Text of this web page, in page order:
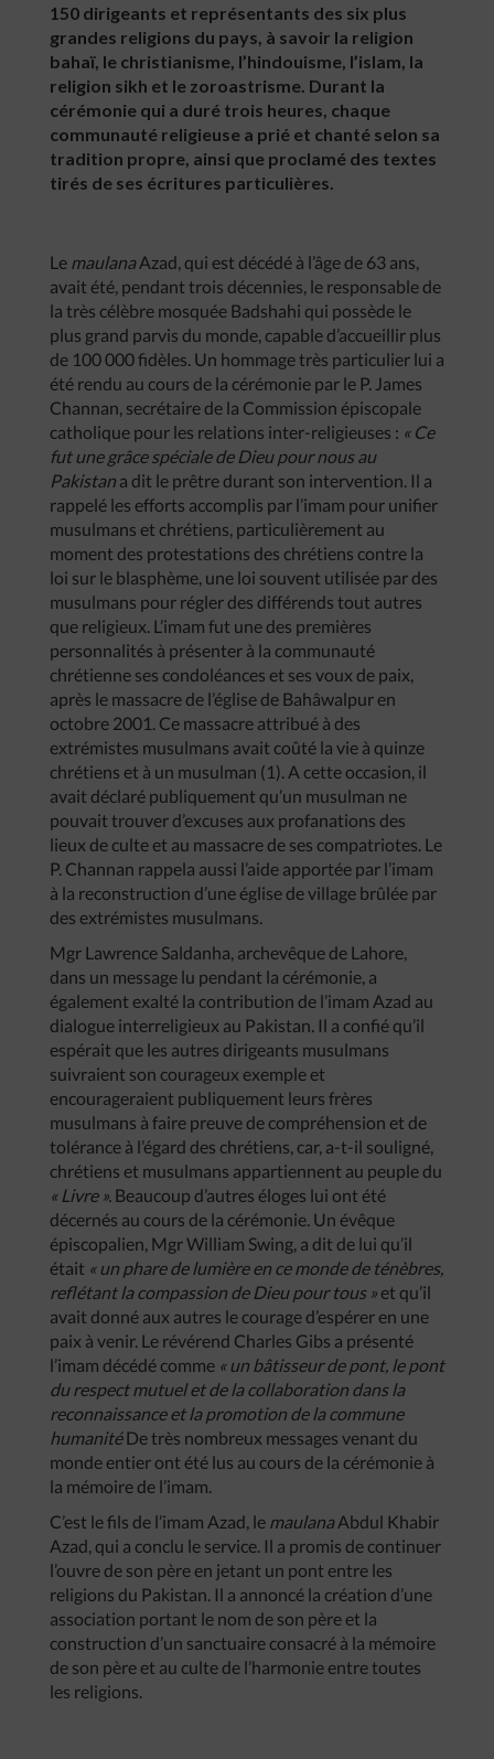
150 dirigeants et représentants des six plus
grandes religions du pays, à savoir la religion
bahaï, le christianisme, l’hindouisme, l’islam, la
religion sikh et le zoroastrisme. Durant la
cérémonie qui a duré trois heures, chaque
communauté religieuse a prié et chanté selon sa
tradition propre, ainsi que proclamé des textes
tirés de ses écritures particulières.
Le maulanaAzad, qui est décédé à l’âge de 63 ans,
avait été, pendant trois décennies, le responsable de
la très célèbre mosquée Badshahi qui possède le
plus grand parvis du monde, capable d’accueillir plus
de 100 000 fidèles. Un hommage très particulier lui a
été rendu au cours de la cérémonie par le P. James
Channan, secrétaire de la Commission épiscopale
catholique pour les relations inter-religieuses : « Ce
fut une grâce spéciale de Dieu pour nous au
Pakistan a dit le prêtre durant son intervention. Il a
rappelé les efforts accomplis par l’imam pour unifier
musulmans et chrétiens, particulièrement au
moment des protestations des chrétiens contre la
loi sur le blasphème, une loi souvent utilisée par des
musulmans pour régler des différends tout autres
que religieux. L’imam fut une des premières
personnalités à présenter à la communauté
chrétienne ses condoléances et ses voux de paix,
après le massacre de l’église de Bahâwalpur en
octobre 2001. Ce massacre attribué à des
extrémistes musulmans avait coûté la vie à quinze
chrétiens et à un musulman (1). A cette occasion, il
avait déclaré publiquement qu’un musulman ne
pouvait trouver d’excuses aux profanations des
lieux de culte et au massacre de ses compatriotes. Le
P. Channan rappela aussi l’aide apportée par l’imam
à la reconstruction d’une église de village brûlée par
des extrémistes musulmans.
Mgr Lawrence Saldanha, archevêque de Lahore,
dans un message lu pendant la cérémonie, a
également exalté la contribution de l’imam Azad au
dialogue interreligieux au Pakistan. Il a confié qu’il
espérait que les autres dirigeants musulmans
suivraient son courageux exemple et
encourageraient publiquement leurs frères
musulmans à faire preuve de compréhension et de
tolérance à l’égard des chrétiens, car, a-t-il souligné,
chrétiens et musulmans appartiennent au peuple du
« Livre ». Beaucoup d’autres éloges lui ont été
décernés au cours de la cérémonie. Un évêque
épiscopalien, Mgr William Swing, a dit de lui qu’il
était « un phare de lumière en ce monde de ténèbres,
reflétant la compassion de Dieu pour tous » et qu’il
avait donné aux autres le courage d’espérer en une
paix à venir. Le révérend Charles Gibs a présenté
l’imam décédé comme « un bâtisseur de pont, le pont
du respect mutuel et de la collaboration dans la
reconnaissance et la promotion de la commune
humanitéDe très nombreux messages venant du
monde entier ont été lus au cours de la cérémonie à
la mémoire de l’imam.
C’est le fils de l’imam Azad, le maulanaAbdul Khabir
Azad, qui a conclu le service. Il a promis de continuer
l’ouvre de son père en jetant un pont entre les
religions du Pakistan. Il a annoncé la création d’une
association portant le nom de son père et la
construction d’un sanctuaire consacré à la mémoire
de son père et au culte de l’harmonie entre toutes
les religions.